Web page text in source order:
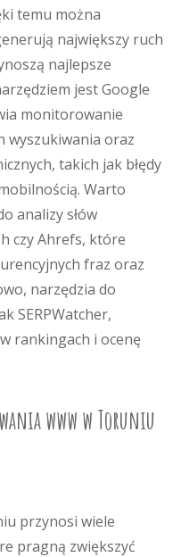
temu można
największy ruch
najlepsze
jest Google
monitorowanie
wyszukiwania oraz
takich jak błędy
Warto
analizy słów
czy Ahrefs, które
fraz oraz
narzędzia do
SERPWatcher,
rankingach i ocenę
www w Toruniu
przynosi wiele
pragną zwiększyć